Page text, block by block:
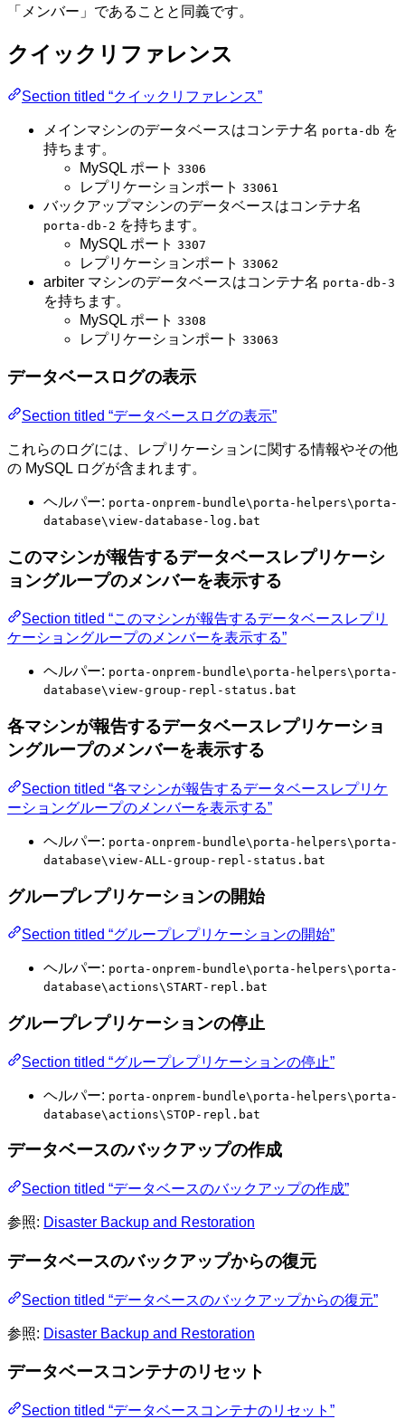
「メンバー」であることと同義です。
クイックリファレンス
Section titled “クイックリファレンス”
メインマシンのデータベースはコンテナ名 porta-db を
持ちます。
MySQL ポート 3306
レプリケーションポート 33061
バックアップマシンのデータベースはコンテナ名
porta-db-2 を持ちます。
MySQL ポート 3307
レプリケーションポート 33062
arbiter マシンのデータベースはコンテナ名 porta-db-3
を持ちます。
MySQL ポート 3308
レプリケーションポート 33063
データベースログの表示
Section titled “データベースログの表示”
これらのログには、レプリケーションに関する情報やその他
の MySQL ログが含まれます。
ヘルパー: porta-onprem-bundle\porta-helpers\porta-
database\view-database-log.bat
このマシンが報告するデータベースレプリケーシ
ョングループのメンバーを表示する
Section titled “このマシンが報告するデータベースレプリ
ケーショングループのメンバーを表示する”
ヘルパー: porta-onprem-bundle\porta-helpers\porta-
database\view-group-repl-status.bat
各マシンが報告するデータベースレプリケーショ
ングループのメンバーを表示する
Section titled “各マシンが報告するデータベースレプリケ
ーショングループのメンバーを表示する”
ヘルパー: porta-onprem-bundle\porta-helpers\porta-
database\view-ALL-group-repl-status.bat
グループレプリケーションの開始
Section titled “グループレプリケーションの開始”
ヘルパー: porta-onprem-bundle\porta-helpers\porta-
database\actions\START-repl.bat
グループレプリケーションの停止
Section titled “グループレプリケーションの停止”
ヘルパー: porta-onprem-bundle\porta-helpers\porta-
database\actions\STOP-repl.bat
データベースのバックアップの作成
Section titled “データベースのバックアップの作成”
参照: Disaster Backup and Restoration
データベースのバックアップからの復元
Section titled “データベースのバックアップからの復元”
参照: Disaster Backup and Restoration
データベースコンテナのリセット
Section titled “データベースコンテナのリセット”